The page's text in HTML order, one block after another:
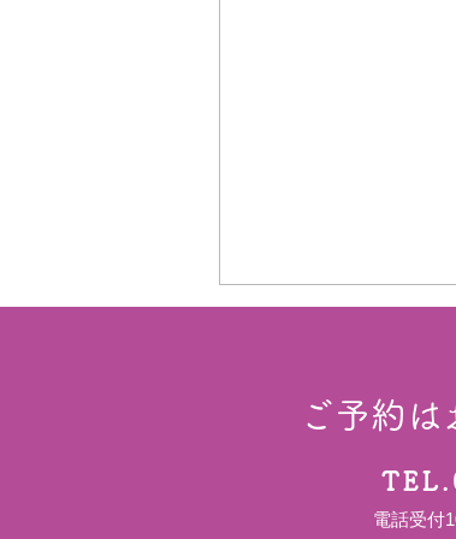
お盆期間中の診療に
ご予約
電話受付